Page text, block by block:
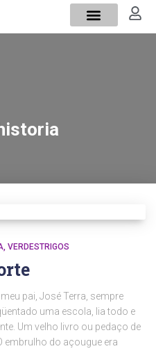
VERDESTRIGOS
pai, José Terra, sempre
uma escola, lia todo e
Um velho livro ou pedaço de
embrulho do açougue era